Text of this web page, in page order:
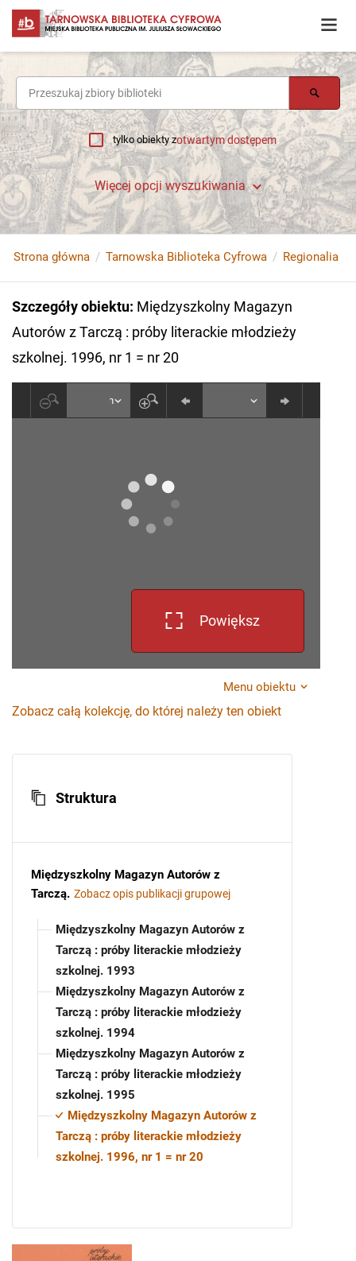
tylko obiekty zotwartym dostępem
Więcej opcji wyszukiwania
Strona główna Tarnowska Biblioteka Cyfrowa Regionalia
Szczegóły obiektu: Międzyszkolny Magazyn
Autorów z Tarczą : próby literackie młodzieży
szkolnej. 1996, nr 1 = nr 20
Powiększ
Menu obiektu
Zobacz całą kolekcję, do której należy ten obiekt
Struktura
Międzyszkolny Magazyn Autorów z
Tarczą. Zobacz opis publikacji grupowej
Międzyszkolny Magazyn Autorów z
Tarczą : próby literackie młodzieży
szkolnej. 1993
Międzyszkolny Magazyn Autorów z
Tarczą : próby literackie młodzieży
szkolnej. 1994
Międzyszkolny Magazyn Autorów z
Tarczą : próby literackie młodzieży
szkolnej. 1995
Międzyszkolny Magazyn Autorów z
Tarczą : próby literackie młodzieży
szkolnej. 1996, nr 1 = nr 20